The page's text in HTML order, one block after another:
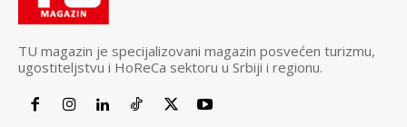
TU magazin je specijalizovani magazin posvećen turizmu,
ugostiteljstvu i HoReCa sektoru u Srbiji i regionu.